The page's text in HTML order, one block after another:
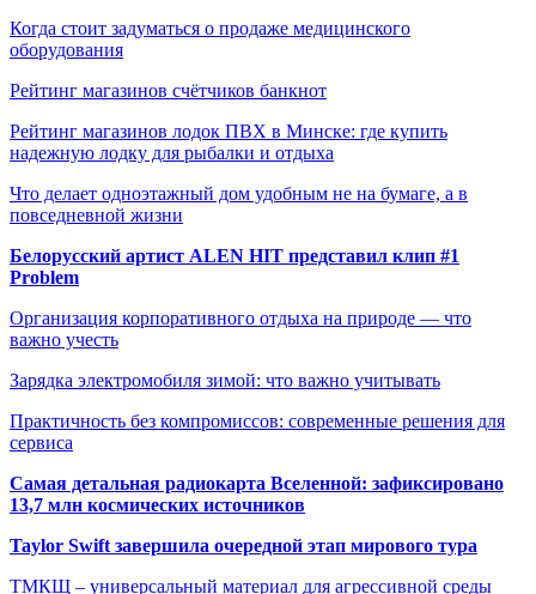
Когда стоит задуматься о продаже медицинского
оборудования
Рейтинг магазинов счётчиков банкнот
Рейтинг магазинов лодок ПВХ в Минске: где купить
надежную лодку для рыбалки и отдыха
Что делает одноэтажный дом удобным не на бумаге, а в
повседневной жизни
Белорусский артист ALEN HIT представил клип #1
Problem
Организация корпоративного отдыха на природе — что
важно учесть
Зарядка электромобиля зимой: что важно учитывать
Практичность без компромиссов: современные решения для
сервиса
Самая детальная радиокарта Вселенной: зафиксировано
13,7 млн космических источников
Taylor Swift завершила очередной этап мирового тура
ТМКЩ – универсальный материал для агрессивной среды